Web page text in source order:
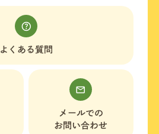
よくある質問
メールでの
お問い合わせ